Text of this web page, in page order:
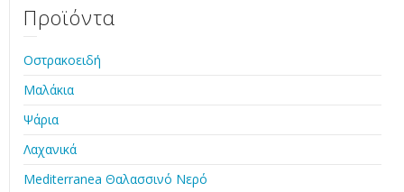
Προϊόντα
Οστρακοειδή
Μαλάκια
Ψάρια
Λαχανικά
Mediterranea Θαλασσινό Νερό